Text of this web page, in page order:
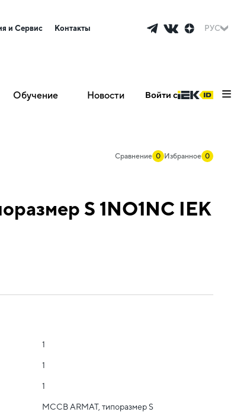
и Сервис Контакты РУС
Обучение Новости Войти с
Сравнение 0 Избранное 0
S 1NO1NC IEK
1
1
1
MCCB ARMAT, типоразмер S